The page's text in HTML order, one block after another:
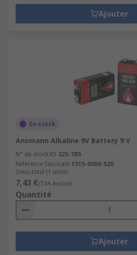
Ajouter
En stock
Ansmann Alkaline 9V Battery 9 V
N° de stock RS 325-785
Référence fabricant 1515-0006-520
Sous-total (1 unité)
7,43 €(TVA exclue)
Quantité
Ajouter